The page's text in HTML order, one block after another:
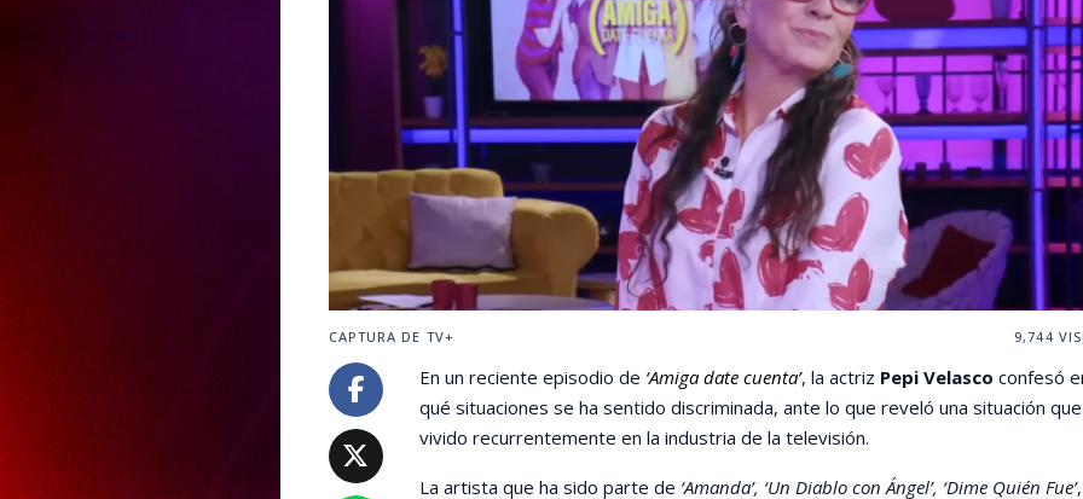
CAPTURA DE TV+ 9,744
En un reciente episodio de ‘Amiga date cuenta’, la actriz Pepi Velasco confesó
qué situaciones se ha sentido discriminada, ante lo que reveló una situación
vivido recurrentemente en la industria de la televisión.
La artista que ha sido parte de ‘Amanda’, ‘Un Diablo con Ángel’, ‘Dime Quién Fue’,